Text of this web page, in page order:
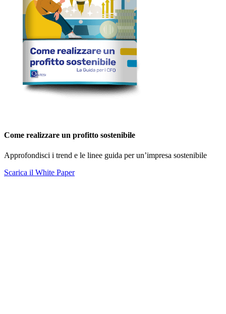
Come realizzare un profitto sostenibile
Approfondisci i trend e le linee guida per un’impresa sostenibile
Scarica il White Paper